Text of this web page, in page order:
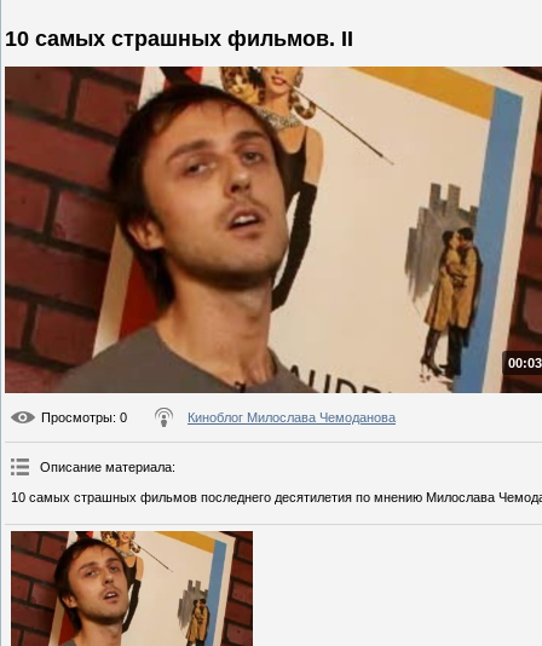
10 самых страшных фильмов. II
Просмотры: 0 Киноблог Милослава Чемоданова
Описание материала:
10 самых страшных фильмов последнего десятилетия по мнению Милослава